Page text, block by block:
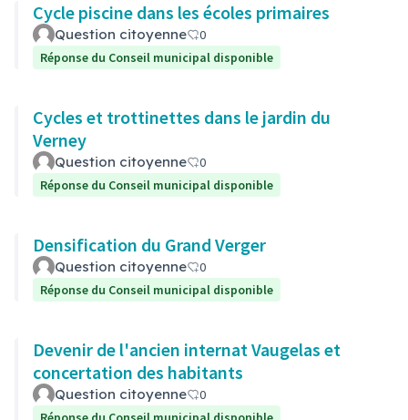
Cycle piscine dans les écoles primaires
Question citoyenne
0
Réponse du Conseil municipal disponible
Cycles et trottinettes dans le jardin du
Verney
Question citoyenne
0
Réponse du Conseil municipal disponible
Densification du Grand Verger
Question citoyenne
0
Réponse du Conseil municipal disponible
Devenir de l'ancien internat Vaugelas et
concertation des habitants
Question citoyenne
0